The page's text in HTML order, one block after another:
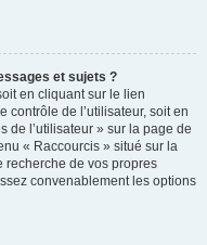
et sujets ?
en cliquant sur le lien
contrôle de l’utilisateur, soit en
de l’utilisateur » sur la page de
« Raccourcis » situé sur la
recherche de vos propres
convenablement les options